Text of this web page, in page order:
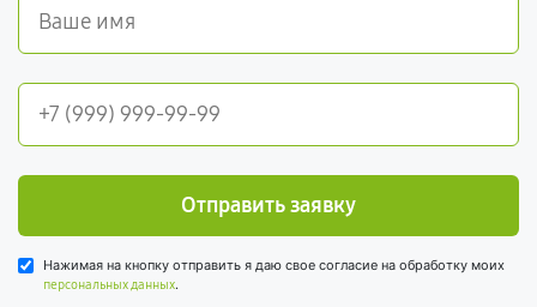
Отправить заявку
Нажимая на кнопку отправить я даю свое согласие на обработку моих
персональных данных.